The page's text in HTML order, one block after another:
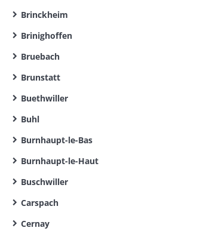
Brinckheim
Brinighoffen
Bruebach
Brunstatt
Buethwiller
Buhl
Burnhaupt-le-Bas
Burnhaupt-le-Haut
Buschwiller
Carspach
Cernay